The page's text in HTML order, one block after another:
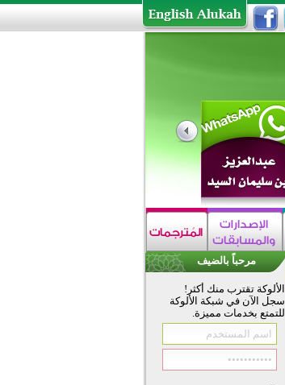
مرحباً بالضيف
الألوكة تقترب منك أكثر!
سجل الآن في شبكة الألوكة
للتمتع بخدمات مميزة.